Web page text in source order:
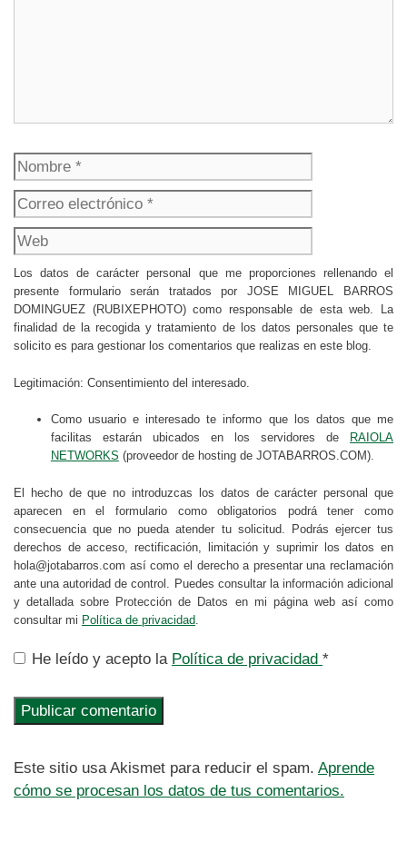
Nombre
electrónico
Los datos de carácter personal que me proporciones rellenando el
presente formulario serán tratados por JOSE MIGUEL BARROS
DOMINGUEZ (RUBIXEPHOTO) como responsable de esta web. La
finalidad de la recogida y tratamiento de los datos personales que te
solicito es para gestionar los comentarios que realizas en este blog.
Legitimación: Consentimiento del interesado.
Como usuario e interesado te informo que los datos que me
facilitas estarán ubicados en los servidores de
RAIOLA
NETWORKS (proveedor de hosting de JOTABARROS.COM).
El hecho de que no introduzcas los datos de carácter personal que
aparecen en el formulario como obligatorios podrá tener como
consecuencia que no pueda atender tu solicitud. Podrás ejercer tus
derechos de acceso, rectificación, limitación y suprimir los datos en
hola@jotabarros.com así como el derecho a presentar una reclamación
ante una autoridad de control. Puedes consultar la información adicional
y detallada sobre Protección de Datos en mi página web así como
consultar mi Política de privacidad
He leído y acepto la Política de privacidad *
Este sitio usa Akismet para reducir el spam. Aprende
cómo se procesan los datos de tus comentarios.